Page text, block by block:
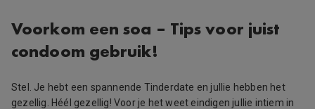
Voorkom een soa – Tips voor juist
condoom gebruik!
Stel. Je hebt een spannende Tinderdate en jullie hebben het
gezellig. Héél gezellig! Voor je het weet eindigen jullie intiem in